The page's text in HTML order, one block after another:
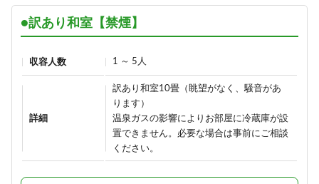
詳細
16,900円/人/泊 ～
【早割60】60日前の予約で、通常
価格より1,000円OFF♪＜お日にち
限定＞
1泊2食付き
37,290円/人/泊 ～
1日1組限定＼ロイヤルルーム／４
つの特典付き特別室プラン
1泊2食付き
●訳あり和室【禁煙】
収容人数 1 ～ 5人
詳細
訳あり和室10畳（眺望がなく、騒音があ
ります）
温泉ガスの影響によりお部屋に冷蔵庫が設
置できません。必要な場合は事前にご相談
ください。